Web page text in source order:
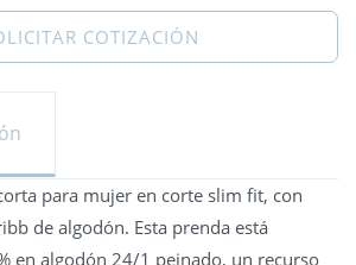
COTIZACIÓN
para mujer en corte slim fit, con
de algodón. Esta prenda está
en algodón 24/1 peinado, un recurso